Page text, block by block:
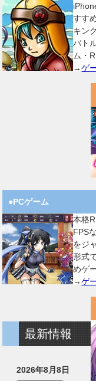
すす
キン
バト
ム・
→ゲ
●PCゲーム
本格
FPS
をジ
形式
めゲ
→ゲ
最新情報
2026年8月8日